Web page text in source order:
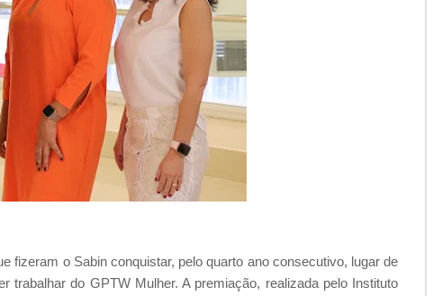
fizeram o Sabin conquistar, pelo quarto ano consecutivo, lugar de
trabalhar do GPTW Mulher. A premiação, realizada pelo Instituto